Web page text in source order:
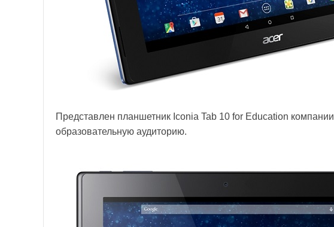
Представлен планшетник Iconia Tab 10 for Education компании
образовательную аудиторию.